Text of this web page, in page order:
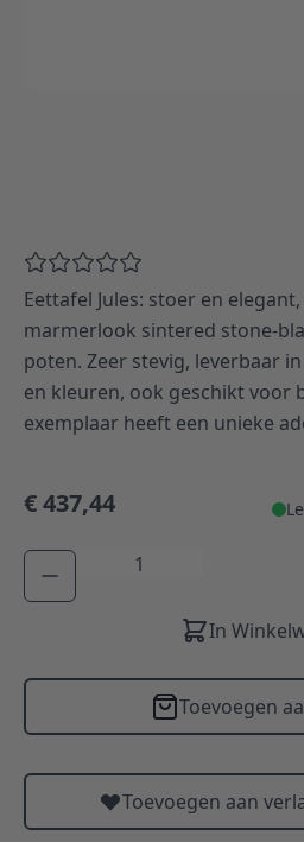
Eettafel Jules: stoer en
marmerlook sintered stone-
poten. Zeer stevig, leverbaar
en kleuren, ook geschikt voor
exemplaar heeft een unieke
€ 437,44
Aantal
In
Toevoegen
Toevoegen aan